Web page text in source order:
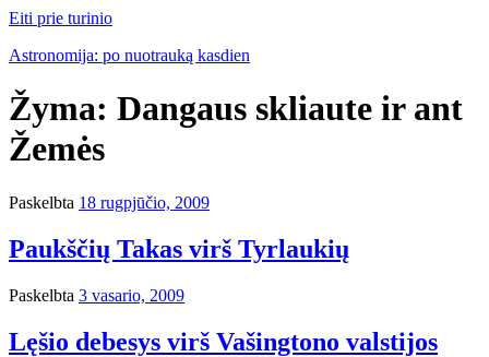
Eiti prie turinio
Astronomija: po nuotrauką kasdien
Žyma: Dangaus skliaute ir ant
Žemės
Paskelbta 18 rugpjūčio, 2009
Paukščių Takas virš Tyrlaukių
Paskelbta 3 vasario, 2009
Lęšio debesys virš Vašingtono valstijos